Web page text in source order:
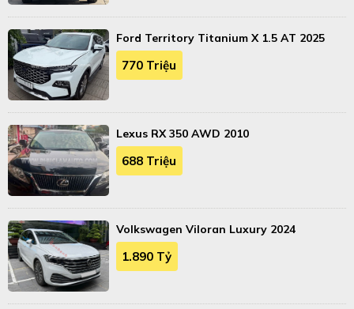
Ford Territory Titanium X 1.5 AT 2025
770 Triệu
Lexus RX 350 AWD 2010
688 Triệu
Volkswagen Viloran Luxury 2024
1.890 Tỷ